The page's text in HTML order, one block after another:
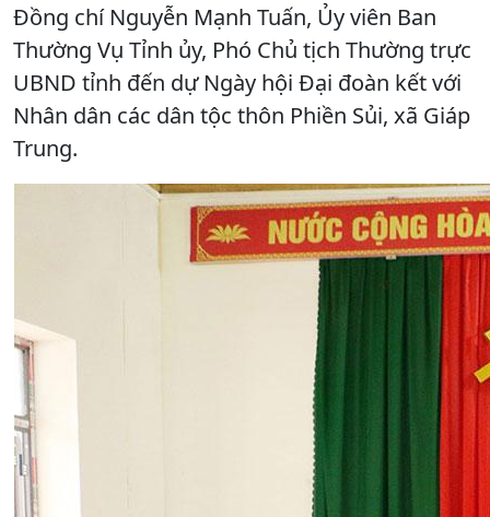
Đồng chí Nguyễn Mạnh Tuấn, Ủy viên Ban
Thường Vụ Tỉnh ủy, Phó Chủ tịch Thường trực
UBND tỉnh đến dự Ngày hội Đại đoàn kết với
Nhân dân các dân tộc thôn Phiền Sủi, xã Giáp
Trung.